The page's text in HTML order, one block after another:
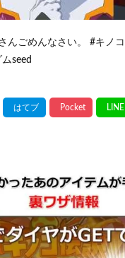
んごめんなさい。 #キノ
seed